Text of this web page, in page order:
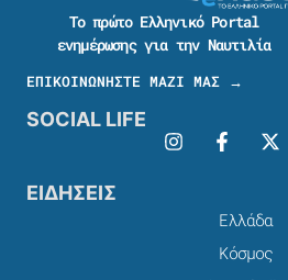
Το πρώτο Ελληνικό Portal
ενημέρωσης για την Ναυτιλία
ΕΠΙΚΟΙΝΩΝΗΣΤΕ ΜΑΖΙ ΜΑΣ →
SOCIAL LIFE
ΕΙΔΗΣΕΙΣ
Ελλάδα
Κόσμος